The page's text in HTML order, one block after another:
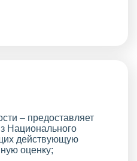
– предоставляет
Национального
действующую
оценку;